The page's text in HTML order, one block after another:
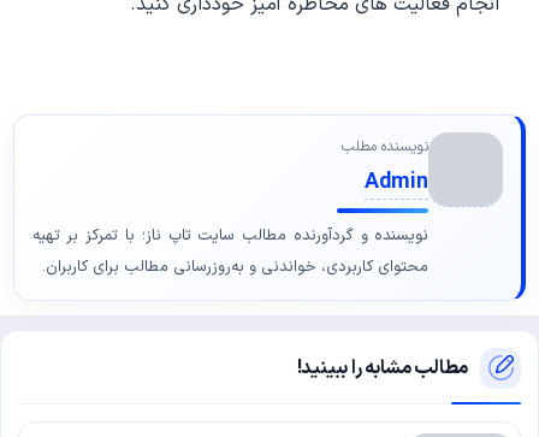
نویسنده مطلب
Admin
نویسنده و گردآورنده مطالب سایت تاپ ناز؛ با تمرکز بر تهیه
محتوای کاربردی، خواندنی و به‌روزرسانی مطالب برای کاربران.
مطالب مشابه را ببینید!